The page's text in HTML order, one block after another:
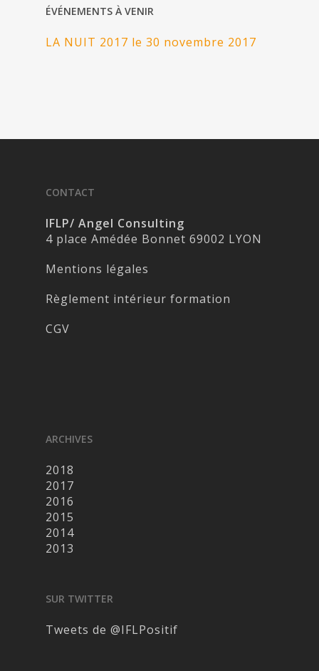
ÉVÉNEMENTS À VENIR
LA NUIT 2017 le 30 novembre 2017
CONTACT
IFLP/ Angel Consulting
4 place Amédée Bonnet 69002 LYON
Mentions légales
Règlement intérieur formation
CGV
ARCHIVES
2018
2017
2016
2015
2014
2013
SUR TWITTER
Tweets de @IFLPositif